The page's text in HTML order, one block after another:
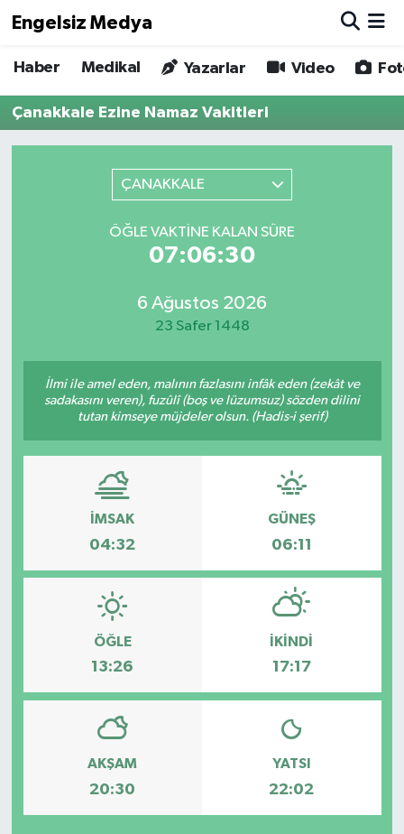
Engelsiz Medya
Haber Medikal Yazarlar Video
Çanakkale Ezine Namaz Vakitleri
ÇANAKKALE
ÖĞLE VAKTINE KALAN SÜRE
07:06:30
6 Ağustos 2026
23 Safer 1448
İlmi ile amel eden, malının fazlasını infâk eden (zekât ve
sadakasını veren), fuzûlî (boş ve lüzumsuz) sözden dilini
tutan kimseye müjdeler olsun. (Hadis-i şerif)
İMSAK
04:32
GÜNEŞ
06:11
ÖĞLE
13:26
İKINDI
17:17
AKŞAM
20:30
YATSI
22:02
Haber
Medikal
Biz Buradayız
Gizlilik Sözleşmesi
Hava Durumu
Trafik Durumu
Son Dakika Haberleri